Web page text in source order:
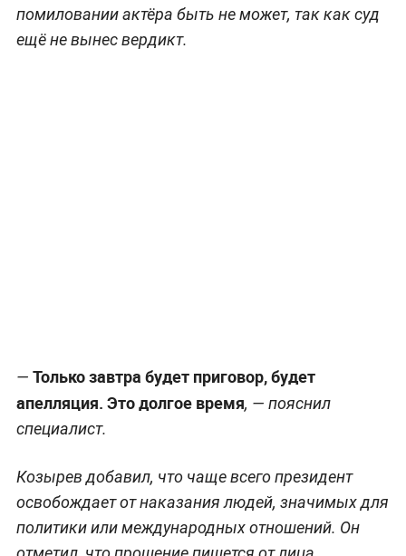
помиловании актёра быть не может, так как суд
ещё не вынес вердикт.
— Только завтра будет приговор, будет
апелляция. Это долгое время, — пояснил
специалист.
Козырев добавил, что чаще всего президент
освобождает от наказания людей, значимых для
политики или международных отношений. Он